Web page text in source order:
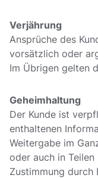
Verjährung
Ansprüche des
vorsätzlich oder
Im Übrigen gelten
Geheimhaltung
Der Kunde ist
enthaltenen
Weitergabe im
oder auch in
Zustimmung durch